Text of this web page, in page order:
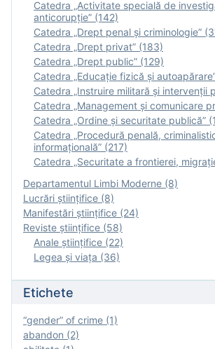
Catedra „Activitate specială de
anticorupție” (142)
Catedra „Drept penal și criminologie”
Catedra „Drept privat” (183)
Catedra „Drept public” (129)
Catedra „Educație fizică şi
Catedra „Instruire militară şi intervenţii
Catedra „Management și comunicare
Catedra „Ordine și securitate publică”
Catedra „Procedură penală,
informațională” (217)
Catedra „Securitate a frontierei,
Departamentul Limbi Moderne (8)
Lucrări științifice (8)
Manifestări ştiinţifice (24)
Reviste ştiinţifice (58)
Anale ştiinţifice (22)
Legea şi viaţa (36)
Etichete
“gender” of crime (1)
abandon (2)